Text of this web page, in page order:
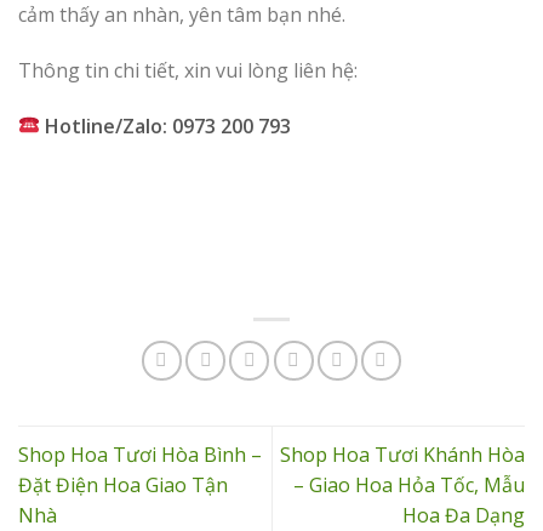
cảm thấy an nhàn, yên tâm bạn nhé.
Thông tin chi tiết, xin vui lòng liên hệ:
Hotline/Zalo: 0973 200 793
Shop Hoa Tươi Hòa Bình –
Đặt Điện Hoa Giao Tận
Nhà
Shop Hoa Tươi Khánh Hòa
– Giao Hoa Hỏa Tốc, Mẫu
Hoa Đa Dạng